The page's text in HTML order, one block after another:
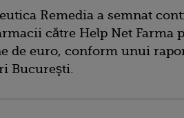
Remedia a semnat
către Help Net Farma
de euro, conform unui
Bucureşti.